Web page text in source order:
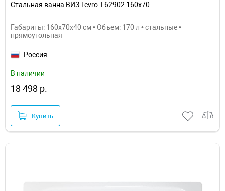
Стальная ванна ВИЗ Tevro Т-62902 160х70
Габариты: 160x70x40 см • Объем: 170 л • стальные •
прямоугольная
Россия
В наличии
18 498 р.
Купить